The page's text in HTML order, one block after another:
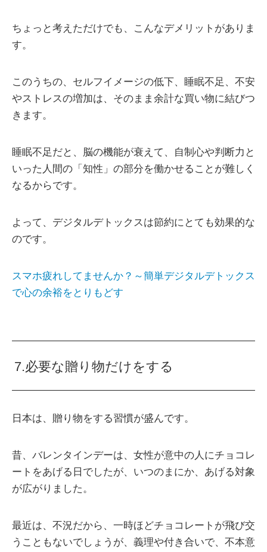
ちょっと考えただけでも、こんなデメリットがありま
す。
このうちの、セルフイメージの低下、睡眠不足、不安
やストレスの増加は、そのまま余計な買い物に結びつ
きます。
睡眠不足だと、脳の機能が衰えて、自制心や判断力と
いった人間の「知性」の部分を働かせることが難しく
なるからです。
よって、デジタルデトックスは節約にとても効果的な
のです。
スマホ疲れしてませんか？～簡単デジタルデトックス
で心の余裕をとりもどす
7.必要な贈り物だけをする
日本は、贈り物をする習慣が盛んです。
昔、バレンタインデーは、女性が意中の人にチョコレ
ートをあげる日でしたが、いつのまにか、あげる対象
が広がりました。
最近は、不況だから、一時ほどチョコレートが飛び交
うこともないでしょうが、義理や付き合いで、不本意